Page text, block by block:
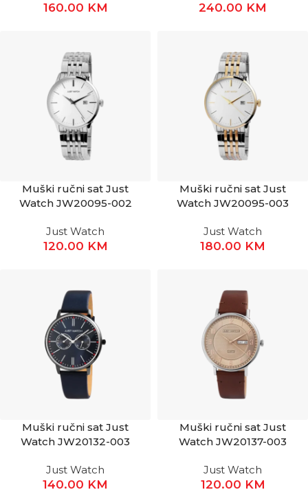
160.00 KM 240.00 KM
Muški ručni sat Just
Watch JW20095-002
Just Watch
120.00 KM
Muški ručni sat Just
Watch JW20095-003
Just Watch
180.00 KM
Muški ručni sat Just
Watch JW20132-003
Just Watch
140.00 KM
Muški ručni sat Just
Watch JW20137-003
Just Watch
120.00 KM